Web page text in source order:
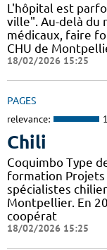
L'hôpital est
ville". Au-delà du
médicaux, faire
CHU de
18/02/2026 15:25
PAGES
relevance:
Chili
Coquimbo Type
formation Projets
spécialistes
Montpellier. En
coopérat
18/02/2026 15:25